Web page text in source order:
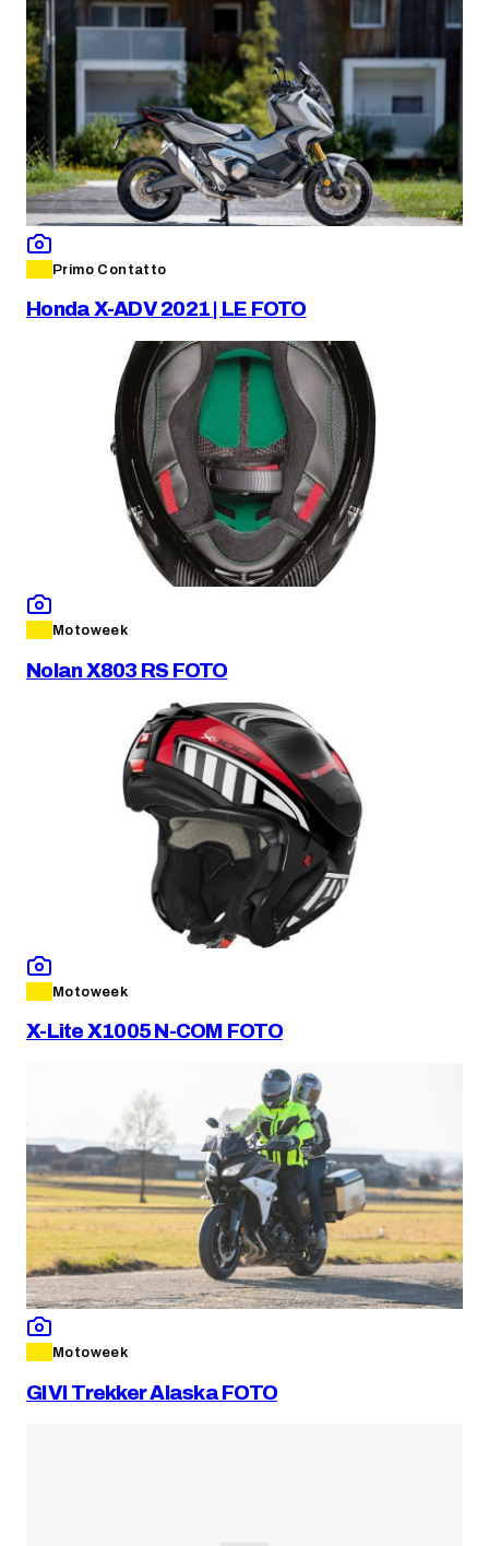
Primo Contatto
Honda X-ADV 2021 | LE FOTO
Motoweek
Nolan X803 RS FOTO
Motoweek
X-Lite X1005 N-COM FOTO
Motoweek
GIVI Trekker Alaska FOTO